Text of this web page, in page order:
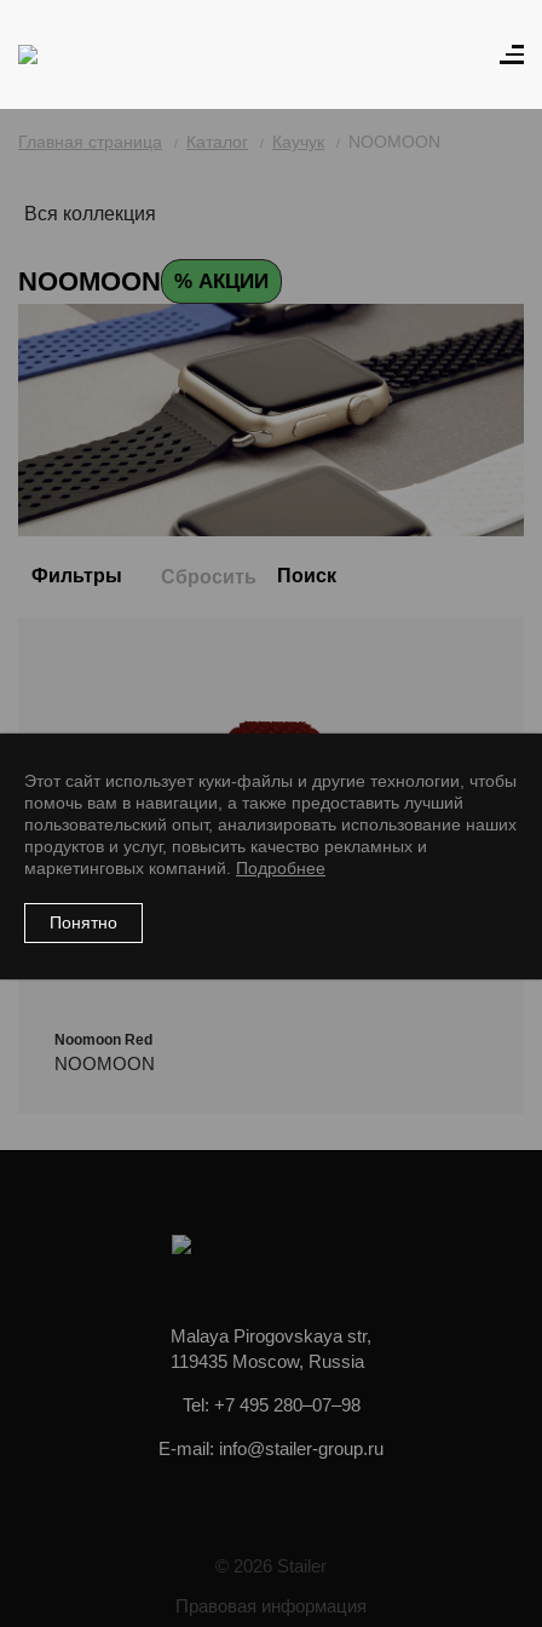
Главная страница Каталог Каучук NOOMOON
Вся коллекция
NOOMOON % АКЦИИ
Фильтры Сбросить Поиск
Обозначение длины
L
Noomoon Red
NOOMOON
Этот сайт использует куки-файлы и другие технологии, чтобы
помочь вам в навигации, а также предоставить лучший
пользовательский опыт, анализировать использование наших
продуктов и услуг, повысить качество рекламных и
маркетинговых компаний. Подробнее
Понятно
© 2026 Stailer
Malaya Pirogovskaya str,
119435 Moscow, Russia
Tel: +7 495 280–07–98
E-mail: info@stailer-group.ru
Правовая информация